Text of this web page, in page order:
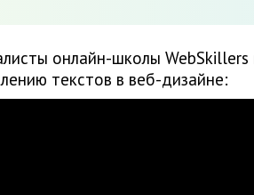
онлайн-школы
текстов в веб-дизайне: